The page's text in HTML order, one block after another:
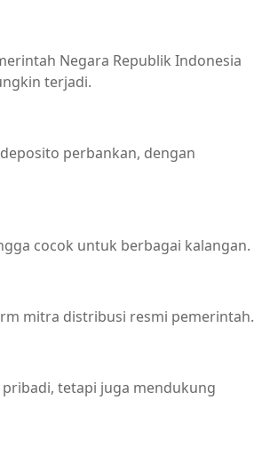
Negara Republik Indonesia
terjadi.
perbankan, dengan
cocok untuk berbagai kalangan.
mitra distribusi resmi pemerintah.
tetapi juga mendukung